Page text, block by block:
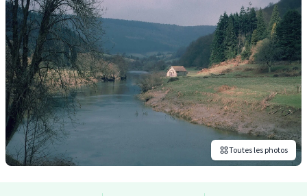
Toutes les photos